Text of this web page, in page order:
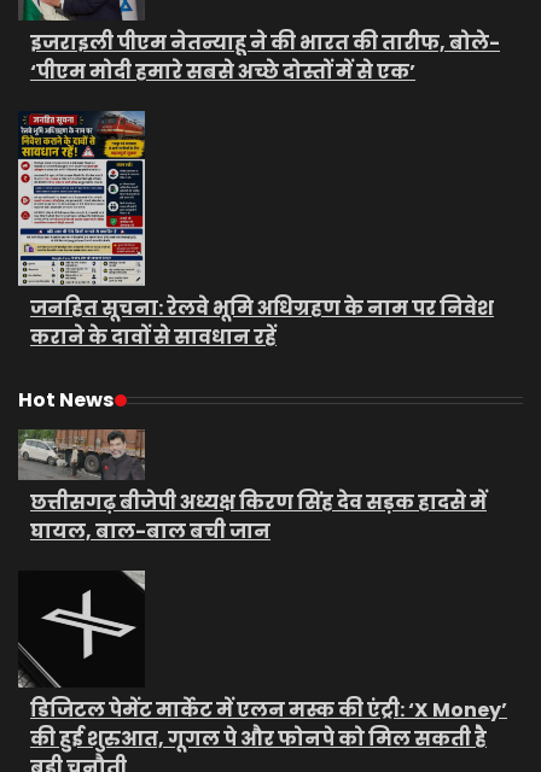
इजराइली पीएम नेतन्याहू ने की भारत की तारीफ, बोले-
‘पीएम मोदी हमारे सबसे अच्छे दोस्तों में से एक’
जनहित सूचना: रेलवे भूमि अधिग्रहण के नाम पर निवेश
कराने के दावों से सावधान रहें
Hot News
छत्तीसगढ़ बीजेपी अध्यक्ष किरण सिंह देव सड़क हादसे में
घायल, बाल-बाल बची जान
डिजिटल पेमेंट मार्केट में एलन मस्क की एंट्री: ‘X Money’
की हुई शुरुआत, गूगल पे और फोनपे को मिल सकती है